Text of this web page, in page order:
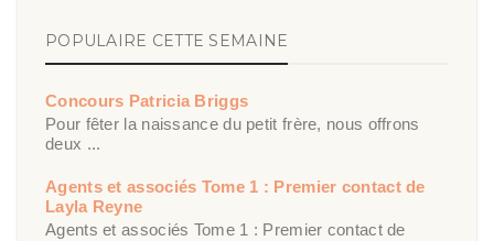
POPULAIRE CETTE SEMAINE
Concours Patricia Briggs
Pour fêter la naissance du petit frère, nous offrons
deux ...
Agents et associés Tome 1 : Premier contact de
Layla Reyne
Agents et associés Tome 1 : Premier contact de